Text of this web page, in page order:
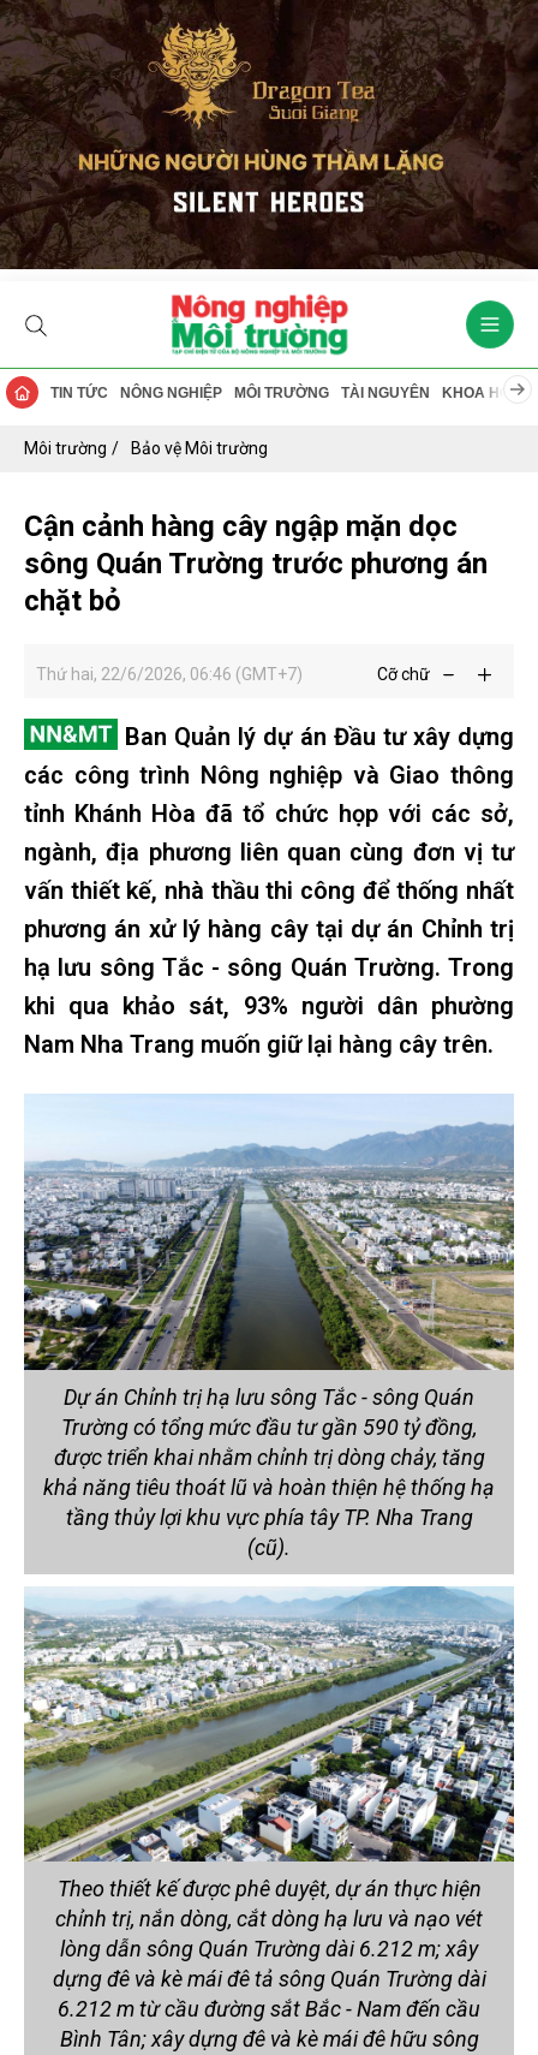
TIN TỨC NÔNG NGHIỆP MÔI TRƯỜNG TÀI NGUYÊN KHOA HỌC
Môi trường Bảo vệ Môi trường
Cận cảnh hàng cây ngập mặn dọc
sông Quán Trường trước phương án
chặt bỏ
Thứ hai, 22/6/2026, 06:46 (GMT+7) Cỡ chữ
Ban Quản lý dự án Đầu tư xây dựng
các công trình Nông nghiệp và Giao thông
tỉnh Khánh Hòa đã tổ chức họp với các sở,
ngành, địa phương liên quan cùng đơn vị tư
vấn thiết kế, nhà thầu thi công để thống nhất
phương án xử lý hàng cây tại dự án Chỉnh trị
hạ lưu sông Tắc - sông Quán Trường. Trong
khi qua khảo sát, 93% người dân phường
Nam Nha Trang muốn giữ lại hàng cây trên.
Dự án Chỉnh trị hạ lưu sông Tắc - sông Quán
Trường có tổng mức đầu tư gần 590 tỷ đồng,
được triển khai nhằm chỉnh trị dòng chảy, tăng
khả năng tiêu thoát lũ và hoàn thiện hệ thống hạ
tầng thủy lợi khu vực phía tây TP. Nha Trang
(cũ).
Theo thiết kế được phê duyệt, dự án thực hiện
chỉnh trị, nắn dòng, cắt dòng hạ lưu và nạo vét
lòng dẫn sông Quán Trường dài 6.212 m; xây
dựng đê và kè mái đê tả sông Quán Trường dài
6.212 m từ cầu đường sắt Bắc - Nam đến cầu
Bình Tân; xây dựng đê và kè mái đê hữu sông